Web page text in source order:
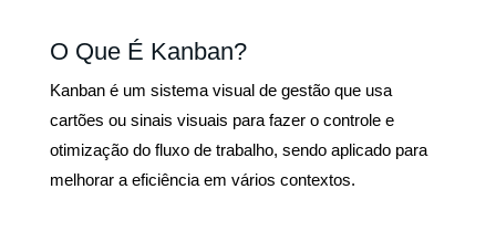
O Que É Kanban?
Kanban é um sistema visual de gestão que usa
cartões ou sinais visuais para fazer o controle e
otimização do fluxo de trabalho, sendo aplicado para
melhorar a eficiência em vários contextos.